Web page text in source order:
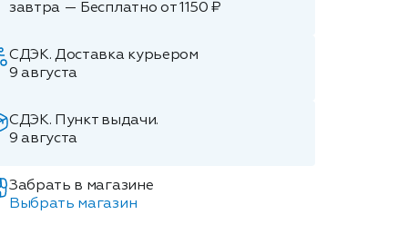
завтра — Бесплатно от 1150 ₽
СДЭК. Доставка курьером
9 августа
СДЭК. Пункт выдачи.
9 августа
Забрать в магазине
Выбрать магазин